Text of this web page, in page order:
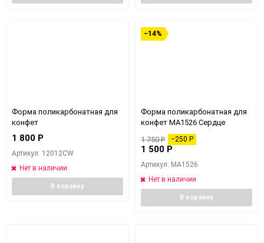
Форма поликарбонатная для
конфет
1 800 Р
Артикул: 12012CW
Нет в наличии
В корзину
−14%
Форма поликарбонатная для
конфет MA1526 Сердце
1 750Р −250 Р
1 500 Р
Артикул: MA1526
Нет в наличии
В корзину